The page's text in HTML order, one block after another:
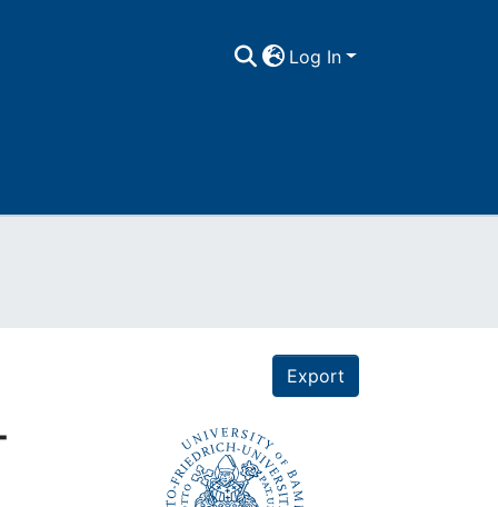
Log In
Export